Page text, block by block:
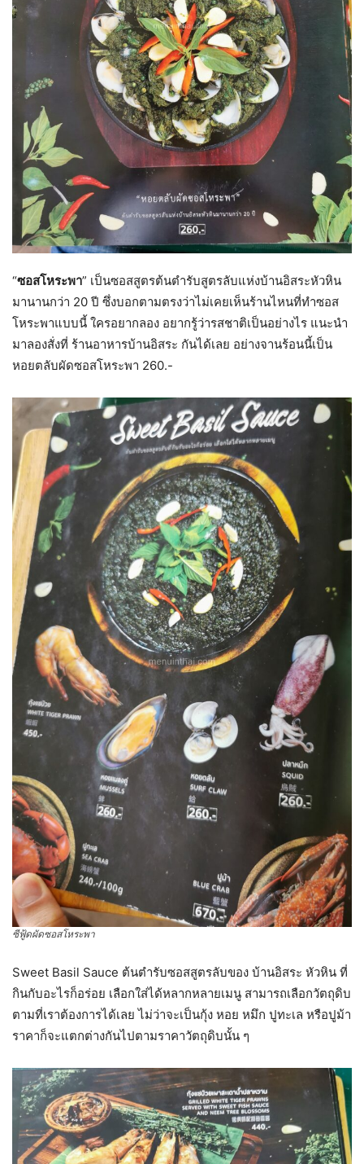
“ซอสโหระพา” เป็นซอสสูตรต้นตำรับสูตรลับแห่งบ้านอิสระหัวหิน
มานานกว่า 20 ปี ซึ่งบอกตามตรงว่าไม่เคยเห็นร้านไหนที่ทำซอส
โหระพาแบบนี้ ใครอยากลอง อยากรู้ว่ารสชาติเป็นอย่างไร แนะนำ
มาลองสั่งที่ ร้านอาหารบ้านอิสระ กันได้เลย อย่างจานร้อนนี้เป็น
หอยตลับผัดซอสโหระพา 260.-
ซีฟู้ดผัดซอสโหระพา
Sweet Basil Sauce ต้นตำรับซอสสูตรลับของ บ้านอิสระ หัวหิน ที่
กินกับอะไรก็อร่อย เลือกใส่ได้หลากหลายเมนู สามารถเลือกวัตถุดิบ
ตามที่เราต้องการได้เลย ไม่ว่าจะเป็นกุ้ง หอย หมึก ปูทะเล หรือปูม้า
ราคาก็จะแตกต่างกันไปตามราคาวัตถุดิบนั้น ๆ